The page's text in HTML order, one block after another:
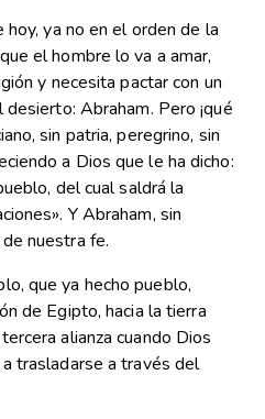
ya no en el orden de la
el hombre lo va a amar,
y necesita pactar con un
Abraham. Pero ¡qué
sin patria, peregrino, sin
a Dios que le ha dicho:
del cual saldrá la
Y Abraham, sin
nuestra fe.
que ya hecho pueblo,
de Egipto, hacia la tierra
alianza cuando Dios
trasladarse a través del